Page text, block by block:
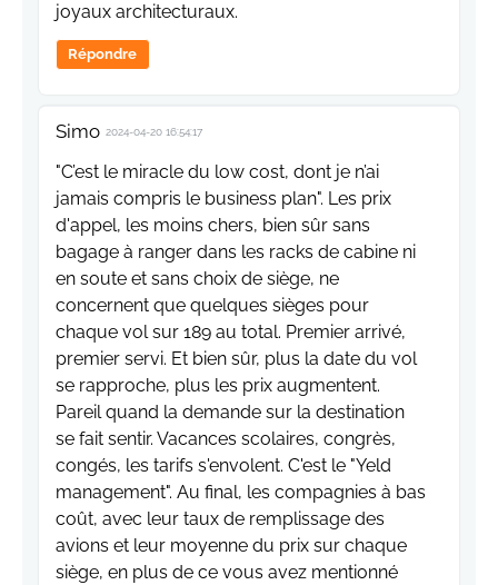
joyaux architecturaux.
Répondre
Simo 2024-04-20 16:54:17
"C’est le miracle du low cost, dont je n’ai
jamais compris le business plan". Les prix
d'appel, les moins chers, bien sûr sans
bagage à ranger dans les racks de cabine ni
en soute et sans choix de siège, ne
concernent que quelques sièges pour
chaque vol sur 189 au total. Premier arrivé,
premier servi. Et bien sûr, plus la date du vol
se rapproche, plus les prix augmentent.
Pareil quand la demande sur la destination
se fait sentir. Vacances scolaires, congrès,
congés, les tarifs s'envolent. C'est le "Yeld
management". Au final, les compagnies à bas
coût, avec leur taux de remplissage des
avions et leur moyenne du prix sur chaque
siège, en plus de ce vous avez mentionné